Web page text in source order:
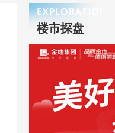
楼市探盘